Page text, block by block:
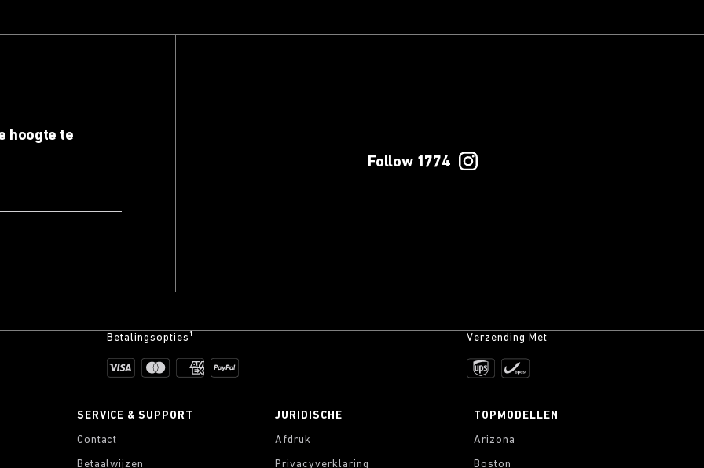
hoogte te
Follow 1774
Betalingsopties¹ Verzending Met
SERVICE & SUPPORT
Contact
Betaalwijzen
JURIDISCHE
Afdruk
Privacyverklaring
TOPMODELLEN
Arizona
Boston